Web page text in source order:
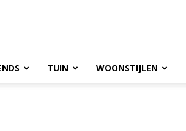
TUIN WOONSTIJLEN